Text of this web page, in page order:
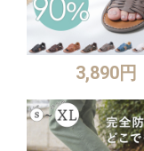
3,890円